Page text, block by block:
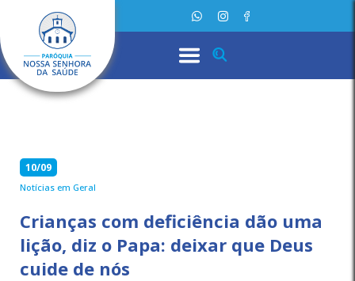
10/09
Notícias em Geral
Crianças com deficiência dão uma
lição, diz o Papa: deixar que Deus
cuide de nós